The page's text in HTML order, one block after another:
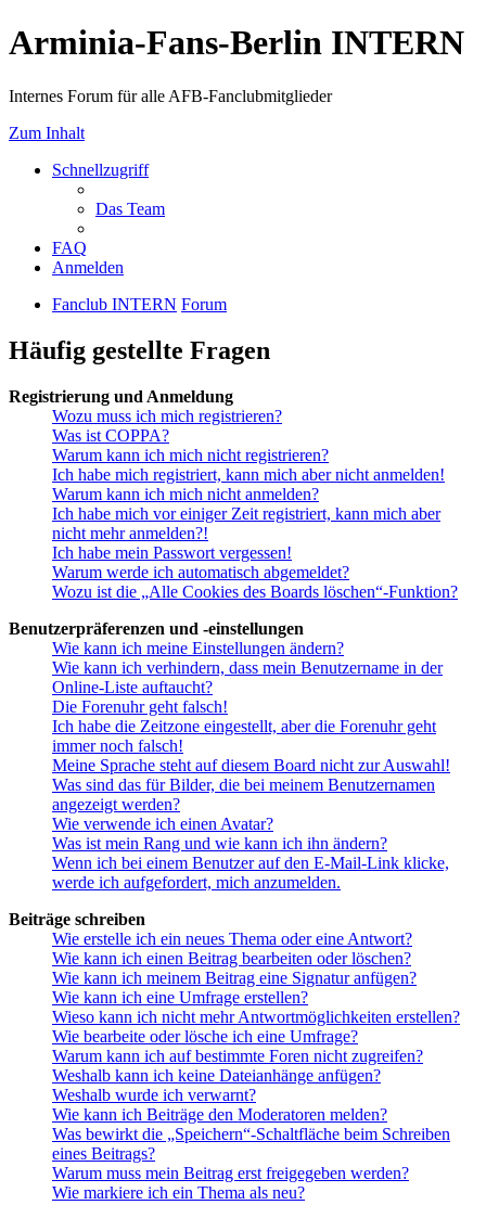
Arminia-Fans-Berlin INTERN
Internes Forum für alle AFB-Fanclubmitglieder
Zum Inhalt
Schnellzugriff
Das Team
FAQ
Anmelden
Fanclub INTERN Forum
Häufig gestellte Fragen
Registrierung und Anmeldung
Wozu muss ich mich registrieren?
Was ist COPPA?
Warum kann ich mich nicht registrieren?
Ich habe mich registriert, kann mich aber nicht anmelden!
Warum kann ich mich nicht anmelden?
Ich habe mich vor einiger Zeit registriert, kann mich aber
nicht mehr anmelden?!
Ich habe mein Passwort vergessen!
Warum werde ich automatisch abgemeldet?
Wozu ist die „Alle Cookies des Boards löschen“-Funktion?
Benutzerpräferenzen und -einstellungen
Wie kann ich meine Einstellungen ändern?
Wie kann ich verhindern, dass mein Benutzername in der
Online-Liste auftaucht?
Die Forenuhr geht falsch!
Ich habe die Zeitzone eingestellt, aber die Forenuhr geht
immer noch falsch!
Meine Sprache steht auf diesem Board nicht zur Auswahl!
Was sind das für Bilder, die bei meinem Benutzernamen
angezeigt werden?
Wie verwende ich einen Avatar?
Was ist mein Rang und wie kann ich ihn ändern?
Wenn ich bei einem Benutzer auf den E-Mail-Link klicke,
werde ich aufgefordert, mich anzumelden.
Beiträge schreiben
Wie erstelle ich ein neues Thema oder eine Antwort?
Wie kann ich einen Beitrag bearbeiten oder löschen?
Wie kann ich meinem Beitrag eine Signatur anfügen?
Wie kann ich eine Umfrage erstellen?
Wieso kann ich nicht mehr Antwortmöglichkeiten erstellen?
Wie bearbeite oder lösche ich eine Umfrage?
Warum kann ich auf bestimmte Foren nicht zugreifen?
Weshalb kann ich keine Dateianhänge anfügen?
Weshalb wurde ich verwarnt?
Wie kann ich Beiträge den Moderatoren melden?
Was bewirkt die „Speichern“-Schaltfläche beim Schreiben
eines Beitrags?
Warum muss mein Beitrag erst freigegeben werden?
Wie markiere ich ein Thema als neu?